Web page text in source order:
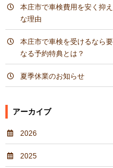
本庄市で車検費用を安く抑
な理由
本庄市で車検を受けるなら
なる予約特典とは？
夏季休業のお知らせ
アーカイブ
2026
2025